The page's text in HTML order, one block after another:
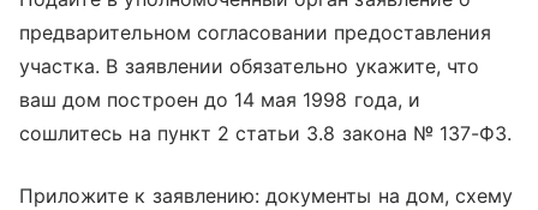
предварительном согласовании предоставления
участка. В заявлении обязательно укажите, что
ваш дом построен до 14 мая 1998 года, и
сошлитесь на пункт 2 статьи 3.8 закона № 137-ФЗ.
Приложите к заявлению: документы на дом, схему